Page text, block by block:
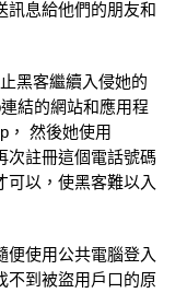
訊息給他們的朋友和
黑客繼續入侵她的
結的網站和應用程
， 然後她使用
次註冊這個電話號碼
可以，使黑客難以入
便使用公共電腦登入
不到被盜用戶口的原